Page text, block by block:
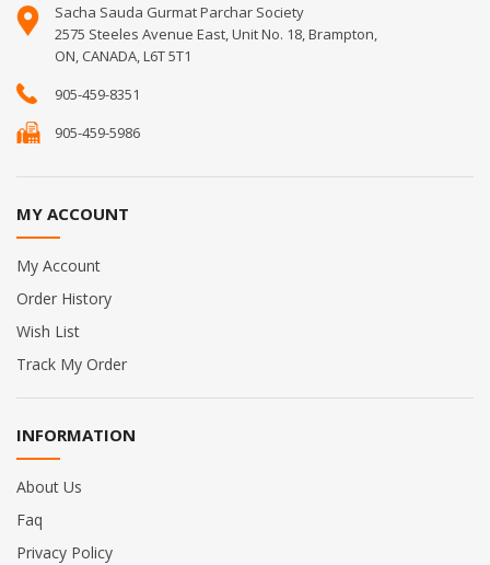
Sacha Sauda Gurmat Parchar Society
2575 Steeles Avenue East, Unit No. 18, Brampton,
ON, CANADA, L6T 5T1
905-459-8351
905-459-5986
MY ACCOUNT
My Account
Order History
Wish List
Track My Order
INFORMATION
About Us
Faq
Privacy Policy